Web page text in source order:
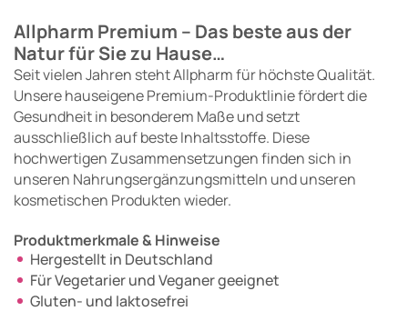
Allpharm Premium – Das beste aus der
Natur für Sie zu Hause…
Seit vielen Jahren steht Allpharm für höchste Qualität.
Unsere hauseigene Premium-Produktlinie fördert die
Gesundheit in besonderem Maße und setzt
ausschließlich auf beste Inhaltsstoffe. Diese
hochwertigen Zusammensetzungen finden sich in
unseren Nahrungsergänzungsmitteln und unseren
kosmetischen Produkten wieder.
Produktmerkmale & Hinweise
Hergestellt in Deutschland
Für Vegetarier und Veganer geeignet
Gluten- und laktosefrei